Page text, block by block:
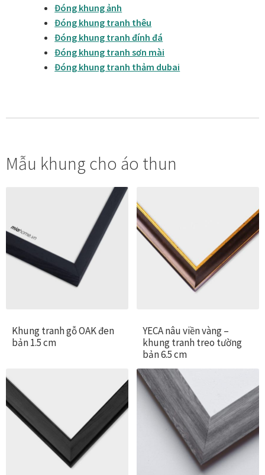
Quà Tết Doanh nghiệp 2026
Quy định khu vực giao hàng
Sản phẩm mới
Test home page 260225
Thanh toán
Thông tin chung & hỗ trợ
Trang mẫu
Tranh biểu tượng văn hoá Việt Nam
Tranh dán tường
Tranh dự án
Tranh nhà mẫu dự án
Đóng khung ảnh
Đóng khung tranh thêu
Đóng khung tranh đính đá
Đóng khung tranh sơn mài
Đóng khung tranh thảm dubai
Mẫu khung cho áo thun
Khung tranh gỗ OAK đen
bản 1.5 cm
YECA nâu viền vàng –
khung tranh treo tường
bản 6.5 cm